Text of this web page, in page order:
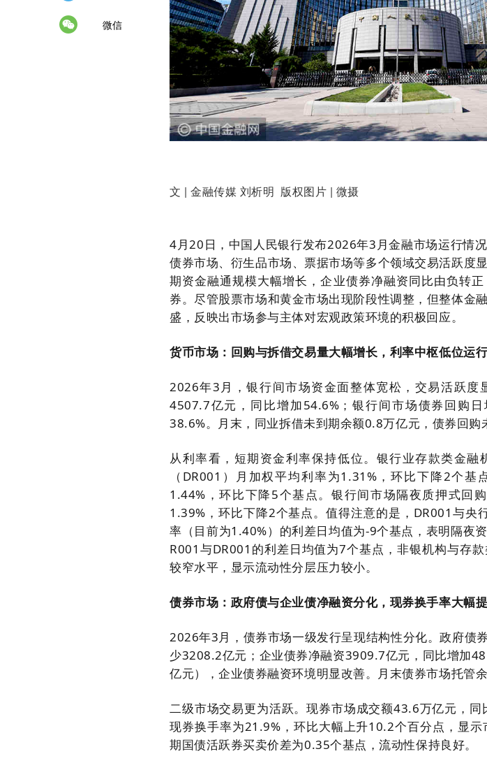
微信
文 | 金融传媒 刘析明 版权图片 | 微摄
4月20日，中国人民银行发布2026年3月金融市场运行情
债券市场、衍生品市场、票据市场等多个领域交易活跃度
期资金融通规模大幅增长，企业债券净融资同比由负转
券。尽管股票市场和黄金市场出现阶段性调整，但整体金
盛，反映出市场参与主体对宏观政策环境的积极回应。
货币市场：回购与拆借交易量大幅增长，利率中枢低位运
2026年3月，银行间市场资金面整体宽松，交易活跃度
4507.7亿元，同比增加54.6%；银行间市场债券回购
38.6%。月末，同业拆借未到期余额0.8万亿元，债券回购
从利率看，短期资金利率保持低位。银行业存款类金融
（DR001）月加权平均利率为1.31%，环比下降2个基
1.44%，环比下降5个基点。银行间市场隔夜质押式回
1.39%，环比下降2个基点。值得注意的是，DR001与央
率（目前为1.40%）的利差日均值为-9个基点，表明隔夜
R001与DR001的利差日均值为7个基点，非银机构与存
较窄水平，显示流动性分层压力较小。
债券市场：政府债与企业债净融资分化，现券换手率大幅
2026年3月，债券市场一级发行呈现结构性分化。政府债
少3208.2亿元；企业债券净融资3909.7亿元，同比增加
亿元），企业债券融资环境明显改善。月末债券市场托管
二级市场交易更为活跃。现券市场成交额43.6万亿元，
现券换手率为21.9%，环比大幅上升10.2个百分点，显
期国债活跃券买卖价差为0.35个基点，流动性保持良好。